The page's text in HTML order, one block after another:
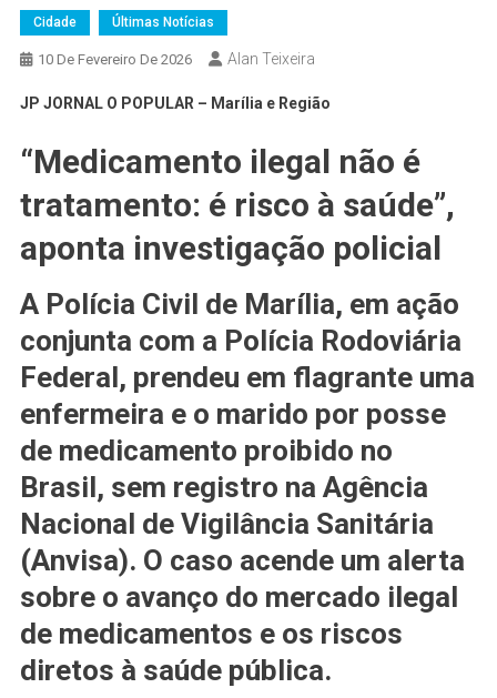
Cidade Últimas Notícias
10 De Fevereiro De 2026 Alan Teixeira
JP JORNAL O POPULAR – Marília e Região
“Medicamento ilegal não é
tratamento: é risco à saúde”,
aponta investigação policial
A Polícia Civil de Marília, em ação
conjunta com a Polícia Rodoviária
Federal, prendeu em flagrante uma
enfermeira e o marido por posse
de medicamento proibido no
Brasil, sem registro na Agência
Nacional de Vigilância Sanitária
(Anvisa). O caso acende um alerta
sobre o avanço do mercado ilegal
de medicamentos e os riscos
diretos à saúde pública.